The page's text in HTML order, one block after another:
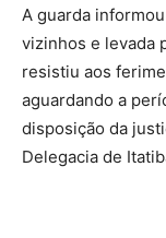
A guarda
vizinhos e levada
resistiu aos
aguardando a
disposição da
Delegacia de